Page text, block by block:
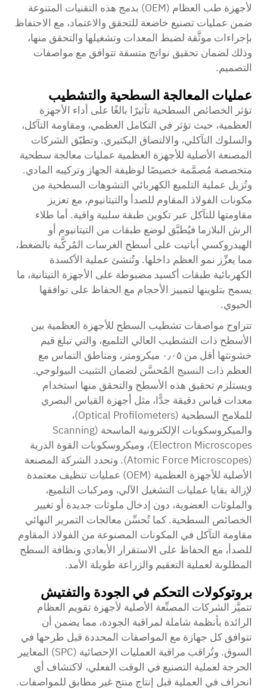
لأجهزة طب العظام (OEM) بدمج هذه التقنيات المتنوعة
ضمن عمليات تصنيع خاضعة للتحقق والاعتماد، مع الاحتفاظ
بإجراءات موثَّقة لضبط المعدات وتشغيلها والتحقق منها،
وذلك لضمان تحقيق نواتج متسقة تتوافق مع مواصفات
التصميم.
عمليات المعالجة السطحية والتشطيب
تؤثر الخصائص السطحية تأثيرًا بالغًا على أداء الأجهزة
العظمية، حيث تؤثر في التكامل العظمي، ومقاومة التآكل،
والسلوك التآكلي، والالتصاق البكتيري. وتطبّق الشركات
المصنعة الأصلية للأجهزة العظمية عمليات معالجة سطحية
متخصصة مُصمَّمة خصيصًا لوظيفة الجهاز وتركيبه المادي.
وتُزيل عملية التلميع الكهربائي التشوهات السطحية من
مكونات الفولاذ المقاوم للصدأ والتيتانيوم، مع تعزيز
مقاومتها للتآكل عبر تكوين طبقة سلبية واقية. أما طلاء
الرش البلازما فيُطبَّق لوضع طبقات من التيتانيوم أو
الهيدروكسي أباتيت على أسطح الغرسات المُركَّبة بالضغط،
مما يعزِّز نمو العظم داخلها. وتُنشئ عملية الأكسدة
الكهربائية طبقات أكسيد مضبوطة على الأجهزة التيتانية، ما
يسمح بتلوينها لتمييز الأحجام مع الحفاظ على توافقها
الحيوي.
تتراوح مواصفات تشطيب السطح للأجهزة العظمية بين
الأسطح ذات التشطيب العالي التلميع، والتي تبلغ قيم
خشونتها أقل من ٠٫٠٥ ميكرومتر، ومناطق التماس مع
العظم ذات النسيج المُحسَّن لضمان التثبيت البيولوجي.
ويستلزم تحقيق هذه الأسطح والتحقق منها استخدام
معدات قياس دقيقة جدًّا، مثل أجهزة القياس البصري
للملامح السطحية (Optical Profilometers)،
والميكروسكوبات الإلكترونية الماسحة (Scanning
Electron Microscopes)، وميكروسكوبات القوة الذرية
(Atomic Force Microscopes). وتحدد الشركة المصنعة
الأصلية للأجهزة العظمية (OEM) عمليات تنظيف معتمدة
لإزالة بقايا عمليات التشغيل الآلي، ومركبات التلميع،
والملوثات العضوية، دون إدخال ملوثات جديدة أو تغيير
الخصائص السطحية. كما تُحسِّن معالجات التمرير النهائي
مقاومة التآكل في المكونات المصنوعة من الفولاذ المقاوم
للصدأ، مع الحفاظ على الاستقرار الأبعادي ونظافة السطح
المطلوبة لعملية التعقيم والزراعة طويلة الأمد.
بروتوكولات التحكم في الجودة والتفتيش
تتميَّز الشركات المصنِّعة الأصلية لأجهزة تقويم العظام
الرائدة بأنظمة شاملة لمراقبة الجودة، مما يضمن أن
تتوافق كل جهازة مع المواصفات المحددة قبل طرحها في
السوق. وتُراقب مراقبة العمليات الإحصائية (SPC) المعايير
الحرجة لعملية التصنيع في الوقت الفعلي، لاكتشاف أي
انحراف في العملية قبل إنتاج منتج غير مطابق للمواصفات.